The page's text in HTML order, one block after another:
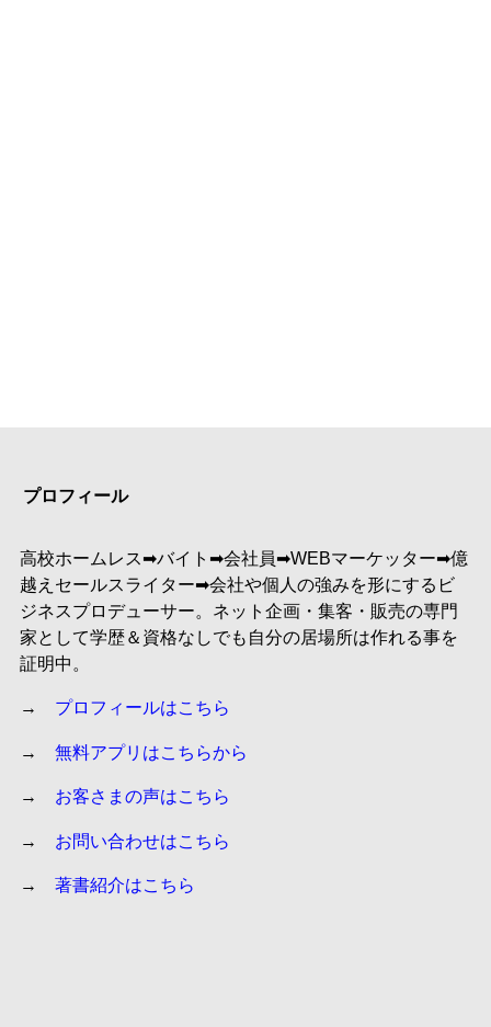
プロフィール
高校ホームレス➡︎バイト➡︎会社員➡︎WEBマーケッター➡︎億
越えセールスライター➡︎会社や個人の強みを形にするビ
ジネスプロデューサー。ネット企画・集客・販売の専門
家として学歴＆資格なしでも自分の居場所は作れる事を
証明中。
→ プロフィールはこちら
→ 無料アプリはこちらから
→ お客さまの声はこちら
→ お問い合わせはこちら
→ 著書紹介はこちら